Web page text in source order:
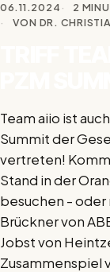
06.11.2024
2
VON DR.
Team aiio ist
Summit der
vertreten! Kommt
Stand in der
besuchen - oder
Brückner von
Jobst von
Zusammenspiel